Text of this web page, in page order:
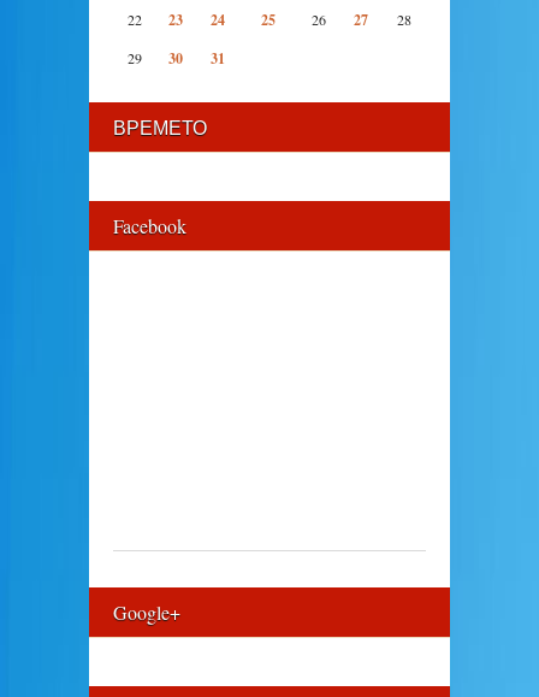
22 23 24 25 26 27
28
29
30 31
ВРЕМЕТО
Facebook
Google+